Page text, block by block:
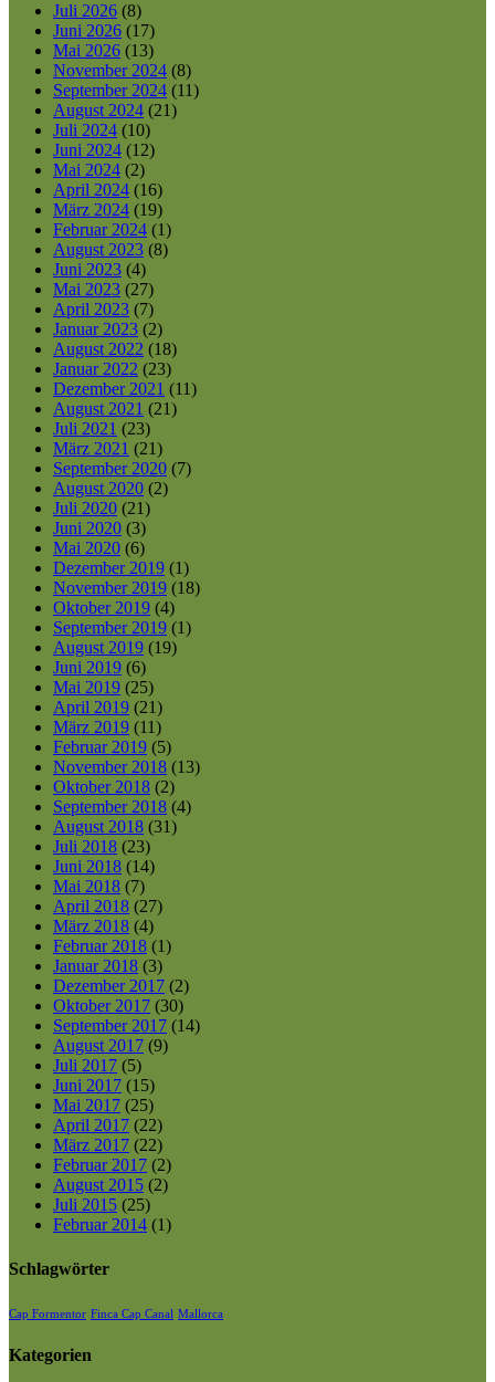
Juli 2026 (8)
Juni 2026 (17)
Mai 2026 (13)
November 2024 (8)
September 2024 (11)
August 2024 (21)
Juli 2024 (10)
Juni 2024 (12)
Mai 2024 (2)
April 2024 (16)
März 2024 (19)
Februar 2024 (1)
August 2023 (8)
Juni 2023 (4)
Mai 2023 (27)
April 2023 (7)
Januar 2023 (2)
August 2022 (18)
Januar 2022 (23)
Dezember 2021 (11)
August 2021 (21)
Juli 2021 (23)
März 2021 (21)
September 2020 (7)
August 2020 (2)
Juli 2020 (21)
Juni 2020 (3)
Mai 2020 (6)
Dezember 2019 (1)
November 2019 (18)
Oktober 2019 (4)
September 2019 (1)
August 2019 (19)
Juni 2019 (6)
Mai 2019 (25)
April 2019 (21)
März 2019 (11)
Februar 2019 (5)
November 2018 (13)
Oktober 2018 (2)
September 2018 (4)
August 2018 (31)
Juli 2018 (23)
Juni 2018 (14)
Mai 2018 (7)
April 2018 (27)
März 2018 (4)
Februar 2018 (1)
Januar 2018 (3)
Dezember 2017 (2)
Oktober 2017 (30)
September 2017 (14)
August 2017 (9)
Juli 2017 (5)
Juni 2017 (15)
Mai 2017 (25)
April 2017 (22)
März 2017 (22)
Februar 2017 (2)
August 2015 (2)
Juli 2015 (25)
Februar 2014 (1)
Schlagwörter
Cap Formentor Finca Cap Canal Mallorca
Kategorien